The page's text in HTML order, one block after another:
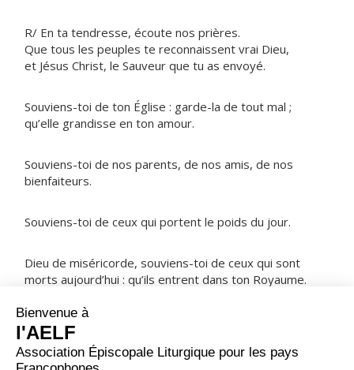
R/ En ta tendresse, écoute nos prières.
Que tous les peuples te reconnaissent vrai Dieu,
et Jésus Christ, le Sauveur que tu as envoyé.
Souviens-toi de ton Église : garde-la de tout mal ;
qu’elle grandisse en ton amour.
Souviens-toi de nos parents, de nos amis, de nos
bienfaiteurs.
Souviens-toi de ceux qui portent le poids du jour.
Dieu de miséricorde, souviens-toi de ceux qui sont
morts aujourd’hui : qu’ils entrent dans ton Royaume.
NOTRE PÈRE
ORAISON